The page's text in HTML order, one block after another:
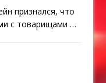
признался, что
с товарищами…